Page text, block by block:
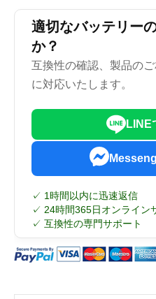
適切なバッテリー
か？
互換性の確認、製品の
に対応いたします。
LINE
✓ 1時間以内に迅速返信
✓ 24時間365日オンライン
✓ 互換性の専門サポート